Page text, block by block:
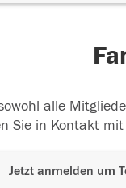
alle
Sie in Kontakt
Jetzt anmelden um